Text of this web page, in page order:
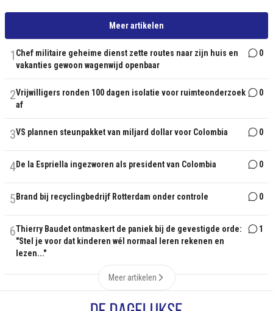
Meer artikelen
1 Chef militaire geheime dienst zette routes naar zijn huis en
vakanties gewoon wagenwijd openbaar
0
2Vrijwilligers ronden 100 dagen isolatie voor ruimteonderzoek
af
0
3VS plannen steunpakket van miljard dollar voor Colombia 0
4De la Espriella ingezworen als president van Colombia 0
5 Brand bij recyclingbedrijf Rotterdam onder controle 0
6Thierry Baudet ontmaskert de paniek bij de gevestigde orde:
"Stel je voor dat kinderen wél normaal leren rekenen en
lezen..."
1
Meer artikelen